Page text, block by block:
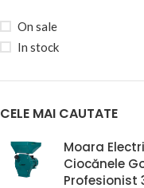
On sale
In stock
CELE MAI CAUTATE
Moara
Ciocănele
Profesionist